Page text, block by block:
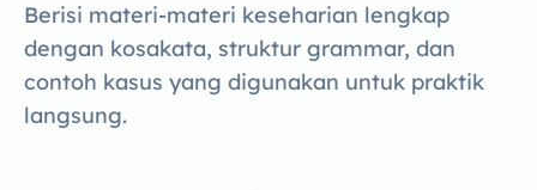
Berisi materi-materi keseharian lengkap
dengan kosakata, struktur grammar, dan
contoh kasus yang digunakan untuk praktik
langsung.